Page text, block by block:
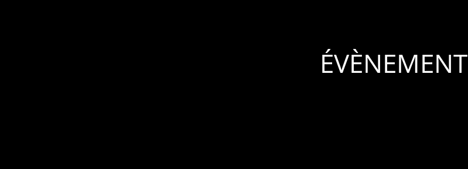
ÉVÈNEMENT